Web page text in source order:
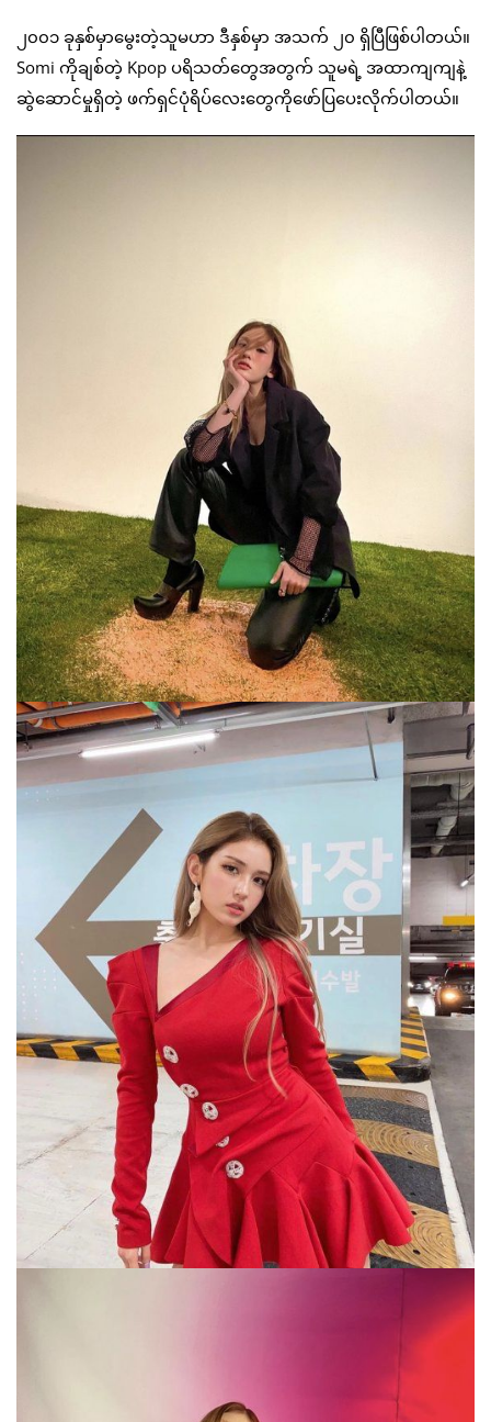
၂၀၀၁ ခုနှစ်မှာမွေးတဲ့သူမဟာ ဒီနှစ်မှာ အသက် ၂၀ ရှိပြီဖြစ်ပါတယ်။
Somi ကိုချစ်တဲ့ Kpop ပရိသတ်တွေအတွက် သူမရဲ့ အထာကျကျနဲ့
ဆွဲဆောင်မှုရှိတဲ့ ဖက်ရှင်ပုံရိပ်လေးတွေကိုဖော်ပြပေးလိုက်ပါတယ်။